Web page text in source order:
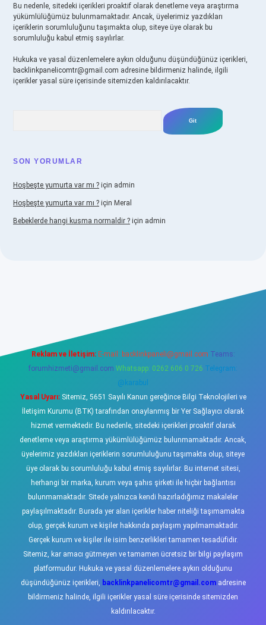
Bu nedenle, sitedeki içerikleri proaktif olarak denetleme veya araştırma
yükümlülüğümüz bulunmamaktadır. Ancak, üyelerimiz yazdıkları
içeriklerin sorumluluğunu taşımakta olup, siteye üye olarak bu
sorumluluğu kabul etmiş sayılırlar.
Hukuka ve yasal düzenlemelere aykırı olduğunu düşündüğünüz içerikleri,
backlinkpanelicomtr@gmail.com adresine bildirmeniz halinde, ilgili
içerikler yasal süre içerisinde sitemizden kaldırılacaktır.
SON YORUMLAR
Hoşbeşte yumurta var mı ? için admin
Hoşbeşte yumurta var mı ? için Meral
Bebeklerde hangi kusma normaldir ? için admin
Reklam ve İletişim: E-mail: backlinkpaneli@gmail.com Teams:
forumhizmeti@gmail.com Whatsapp: 0262 606 0 726 Telegram:
@karabul
Yasal Uyarı:Sitemiz, 5651 Sayılı Kanun gereğince Bilgi Teknolojileri ve
İletişim Kurumu (BTK) tarafından onaylanmış bir Yer Sağlayıcı olarak
hizmet vermektedir. Bu nedenle, sitedeki içerikleri proaktif olarak
denetleme veya araştırma yükümlülüğümüz bulunmamaktadır. Ancak,
üyelerimiz yazdıkları içeriklerin sorumluluğunu taşımakta olup, siteye
üye olarak bu sorumluluğu kabul etmiş sayılırlar. Bu internet sitesi,
herhangi bir marka, kurum veya şahıs şirketi ile hiçbir bağlantısı
bulunmamaktadır. Sitede yalnızca kendi hazırladığımız makaleler
paylaşılmaktadır. Burada yer alan içerikler haber niteliği taşımamakta
olup, gerçek kurum ve kişiler hakkında paylaşım yapılmamaktadır.
Gerçek kurum ve kişiler ile isim benzerlikleri tamamen tesadüfidir.
Sitemiz, kar amacı gütmeyen ve tamamen ücretsiz bir bilgi paylaşım
platformudur. Hukuka ve yasal düzenlemelere aykırı olduğunu
düşündüğünüz içerikleri, backlinkpanelicomtr@gmail.comadresine
bildirmeniz halinde, ilgili içerikler yasal süre içerisinde sitemizden
kaldırılacaktır.